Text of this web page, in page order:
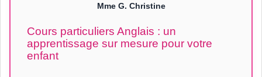
Mme G. Christine
Cours particuliers Anglais : un
apprentissage sur mesure pour votre
enfant